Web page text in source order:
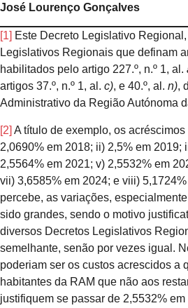
José Lourenço Gonçalves
[1] Este Decreto Legislativo
Legislativos Regionais que definam
habilitados pelo artigo 227.º, n.º 1, al.
artigos 37.º, n.º 1, al. c), e 40.º, al. n),
Administrativo da Região Autónoma
[2] A título de exemplo, os
2,0690% em 2018; ii) 2,5% em 2019;
2,5564% em 2021; v) 2,5532% em
vii) 3,6585% em 2024; e viii)
percebe, as variações,
sido grandes, sendo o motivo
diversos Decretos Legislativos
semelhante, senão por vezes igual.
poderiam ser os custos acrescidos a
habitantes da RAM que não aos
justifiquem se passar de 2,5532%